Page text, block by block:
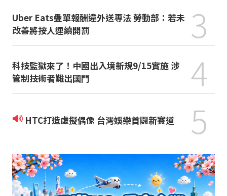
Uber Eats疊單報酬違外送專法 勞動部：若未
改善將按人連續開罰
3
科技監獄來了！中國出入境新規9/15實施 涉
管制技術者難出國門
4
HTC打造虛擬偶像 台灣娛樂首闢新賽道 5